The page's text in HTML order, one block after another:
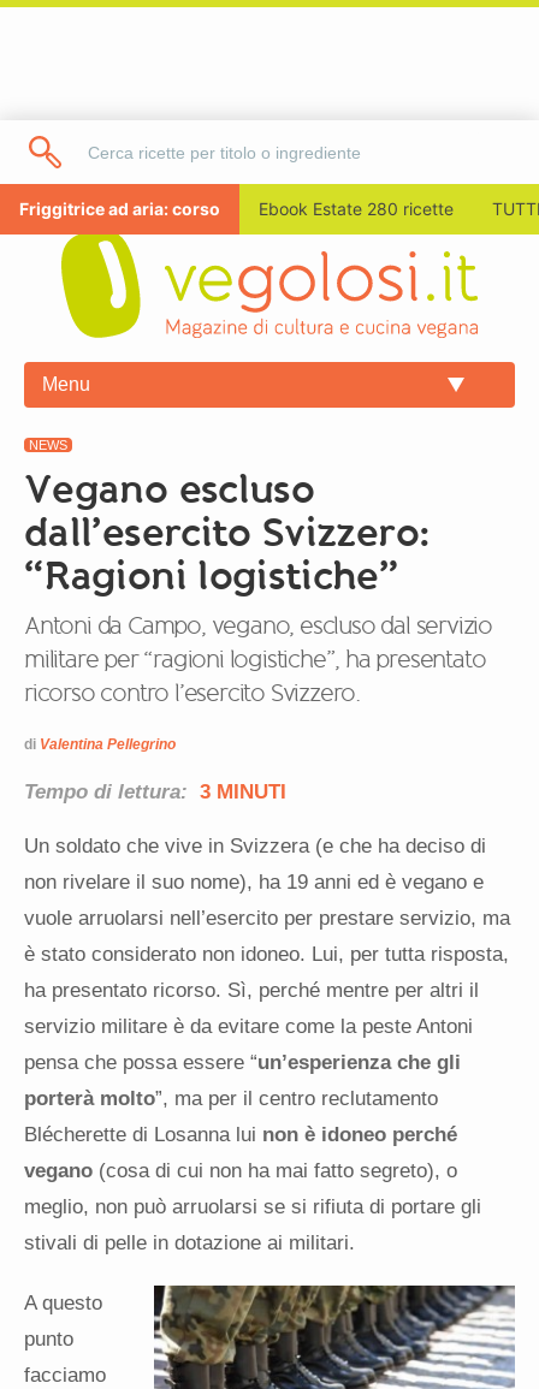
Friggitrice ad aria: corso Ebook Estate 280 ricette
Menu
NEWS
Vegano escluso
dall’esercito Svizzero:
“Ragioni logistiche”
Antoni da Campo, vegano, escluso dal servizio
militare per “ragioni logistiche”, ha presentato
ricorso contro l’esercito Svizzero.
di Valentina Pellegrino
Tempo di lettura: 3 MINUTI
Un soldato che vive in Svizzera (e che ha deciso di
non rivelare il suo nome), ha 19 anni ed è vegano e
vuole arruolarsi nell’esercito per prestare servizio, ma
è stato considerato non idoneo. Lui, per tutta risposta,
ha presentato ricorso. Sì, perché mentre per altri il
servizio militare è da evitare come la peste Antoni
pensa che possa essere “un’esperienza che gli
porterà molto”, ma per il centro reclutamento
Blécherette di Losanna lui non è idoneo perché
vegano (cosa di cui non ha mai fatto segreto), o
meglio, non può arruolarsi se si rifiuta di portare gli
stivali di pelle in dotazione ai militari.
A questo
punto
facciamo